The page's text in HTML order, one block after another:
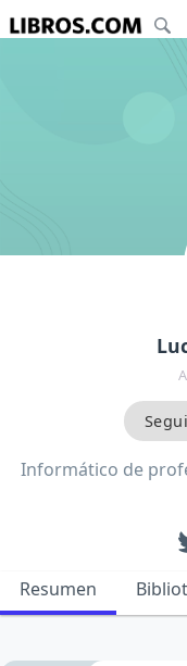
Informático de
Resumen